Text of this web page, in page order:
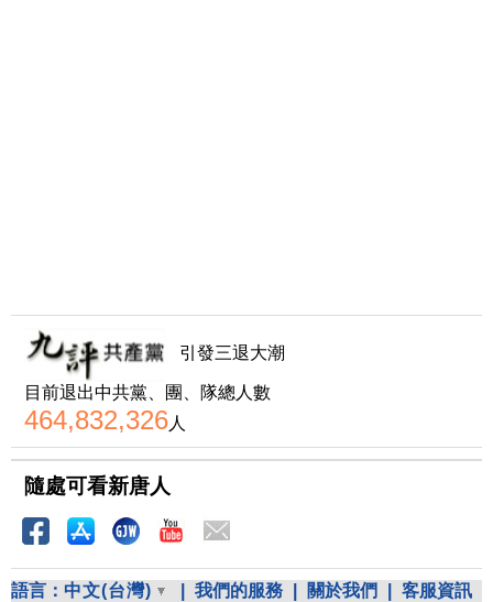
引發三退大潮
目前退出中共黨、團、隊總人數
464,832,326人
隨處可看新唐人
語言： 中文(台灣) 我們的服務 關於我們 客服資訊